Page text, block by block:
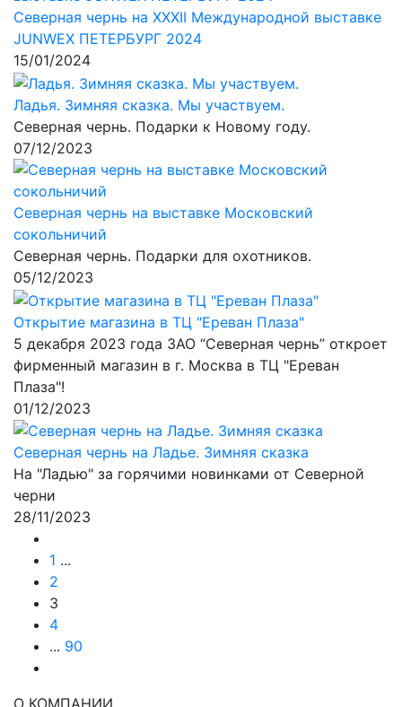
Северная чернь на XXXII Международной выставке
JUNWEX ПЕТЕРБУРГ 2024
15/01/2024
Ладья. Зимняя сказка. Мы участвуем.
Северная чернь. Подарки к Новому году.
07/12/2023
Северная чернь на выставке Московский
сокольничий
Северная чернь. Подарки для охотников.
05/12/2023
Открытие магазина в ТЦ "Ереван Плаза"
5 декабря 2023 года ЗАО “Северная чернь” откроет
фирменный магазин в г. Москва в ТЦ "Ереван
Плаза"!
01/12/2023
Северная чернь на Ладье. Зимняя сказка
На "Ладью" за горячими новинками от Северной
черни
28/11/2023
1 ...
2
3
4
... 90